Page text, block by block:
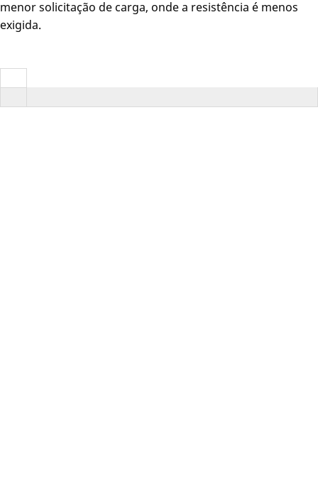
menor solicitação de carga, onde a resistência é menos
exigida.